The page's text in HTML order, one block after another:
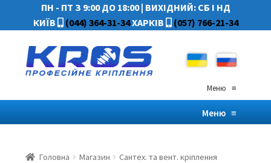
ПН - ПТ З 9:00 ДО 18:00| ВИХІДНИЙ: СБ І НД
КИЇВ
(044) 364-31-34ХАРКІВ (057) 766-21-34
Меню≡
Меню≡
Головна Магазин Сантех. та вент. кріплення